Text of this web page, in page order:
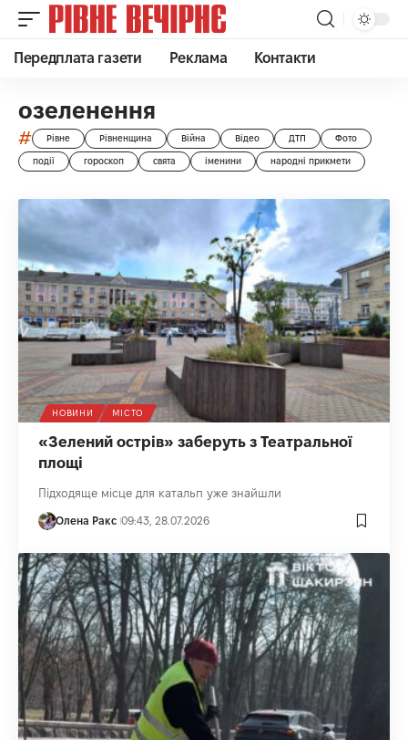
Передплата газети Реклама Контакти
озеленення
# Рівне Рівненщина Війна Відео ДТП Фото
події гороскоп свята іменини народні прикмети
НОВИНИ МІСТО
«Зелений острів» заберуть з Театральної
площі
Підходяще місце для катальп уже знайшли
Олена Ракс 09:43, 28.07.2026